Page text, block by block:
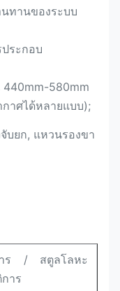
ทานของระบบ
ระกอบ
580mm
าศได้หลายแบบ);
บยก, แหวนรองขา
าร / สตูลโลหะ
าร